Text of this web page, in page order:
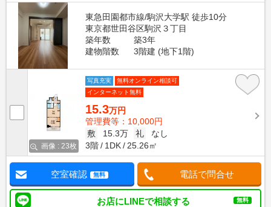
東急田園都市線/駒沢大学駅 徒歩10分
東京都世田谷区駒沢３丁目
築年数
築3年
建物階数
3階建 (地下1階)
画像 : 23枚
写真充実
無料オンライン相談可
インターネット無料
15.3万円
管理費等：10,000円
敷
15.3万 礼
なし
3階
1DK 25.26㎡
空室確認 無料 電話で問合せ
お店にLINEで相談する 無料